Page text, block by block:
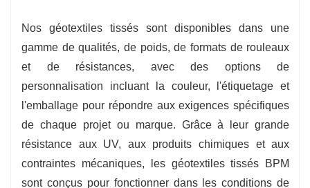
Nos géotextiles tissés sont disponibles dans une
gamme de qualités, de poids, de formats de rouleaux
et de résistances, avec des options de
personnalisation incluant la couleur, l'étiquetage et
l'emballage pour répondre aux exigences spécifiques
de chaque projet ou marque. Grâce à leur grande
résistance aux UV, aux produits chimiques et aux
contraintes mécaniques, les géotextiles tissés BPM
sont conçus pour fonctionner dans les conditions de